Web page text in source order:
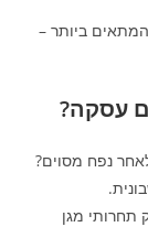
ביותר –
עסקה?
נפח מסוים?
תחרותי מגן